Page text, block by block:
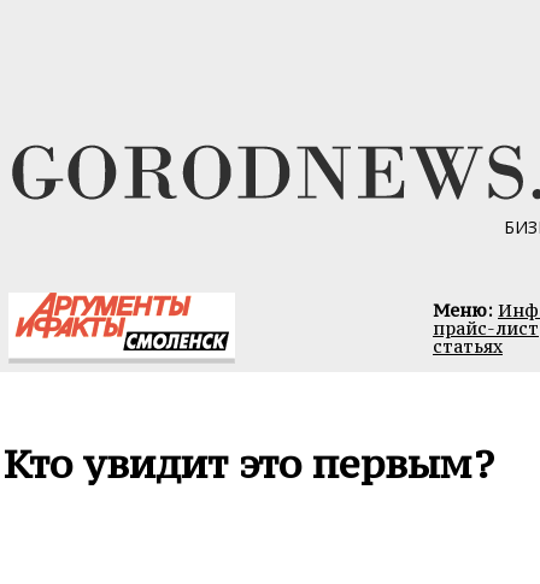
Меню:
прайс-лист
статьях
Кто увидит это первым?